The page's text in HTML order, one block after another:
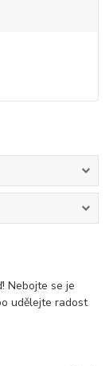
Nebojte se je
udělejte radost